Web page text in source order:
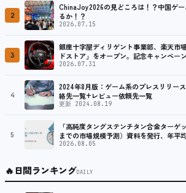
2
ChinaJoy2026の見どころは！？中国ゲ
るか！？
2026.07.15
3
銀座十字屋ディリゲント事業部、楽天
ドストア」をオープン。記念キャンペー
ング／フライトシム向けコントローラー
2026.07.31
4
2024年8月版：ゲーム系のプレスリリー
絡先一覧+レビュー依頼先一覧
更新 2024.08.19
5
「高純度タングステンチタン合金ターゲ
までの市場規模予測）資料を発行、年平
2026.08.05
🔥日間ランキングDAILY